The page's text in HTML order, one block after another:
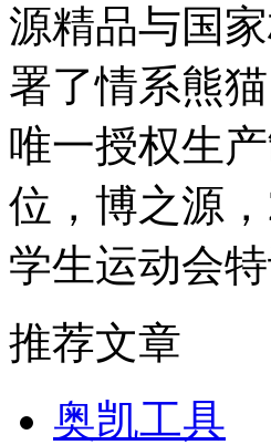
源精品与国
署了情系熊
唯一授权生
位，博之源
学生运动会
推荐文章
奥凯工具